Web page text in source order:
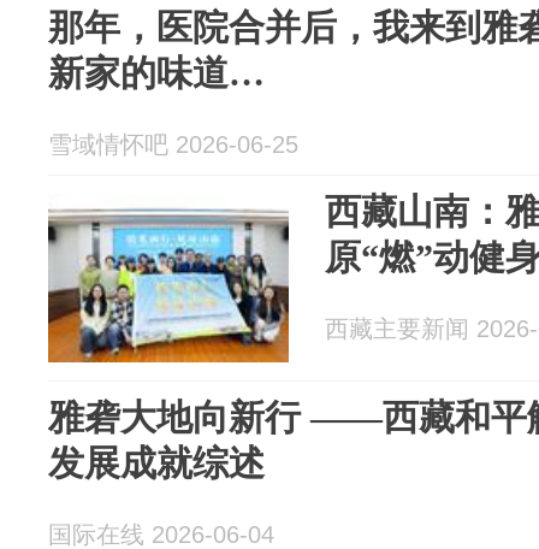
那年，医院合并后，我来到雅
新家的味道…
雪域情怀吧 2026-06-25
西藏山南：
原“燃”动健
西藏主要新闻
雅砻大地向新行 ——西藏和平
发展成就综述
国际在线 2026-06-04